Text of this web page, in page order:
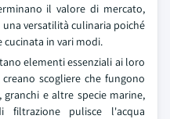
il valore di mercato,
versatilità culinaria poiché
cucinata in vari modi.
elementi essenziali ai loro
scogliere che fungono
e altre specie marine,
pulisce l'acqua